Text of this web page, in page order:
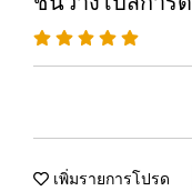
เพิ่มรายการโปรด